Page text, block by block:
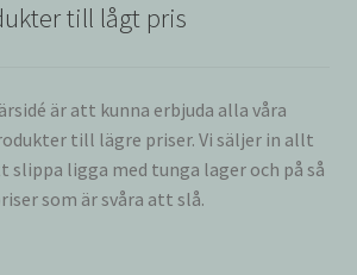
till lågt pris
är att kunna erbjuda alla våra
till lägre priser. Vi säljer in allt
slippa ligga med tunga lager och på så
som är svåra att slå.